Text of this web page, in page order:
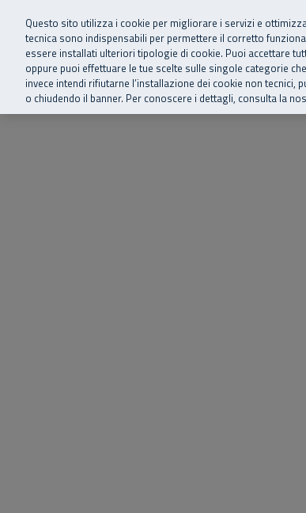
Vai al menu principale
Vai al contenuto principale
Vai al Footer
SuperAbile - il Contact Center Inail per il mondo della
Home Chi siamo
Questo sito utilizza i cookie per migliorare i servizi e
tecnica sono indispensabili per permettere il corretto
essere installati ulteriori tipologie di cookie. Puoi accettare
oppure puoi effettuare le tue scelte sulle singole categorie
invece intendi rifiutarne l’installazione dei cookie non tecnici,
o chiudendo il banner. Per conoscere i dettagli, consulta la